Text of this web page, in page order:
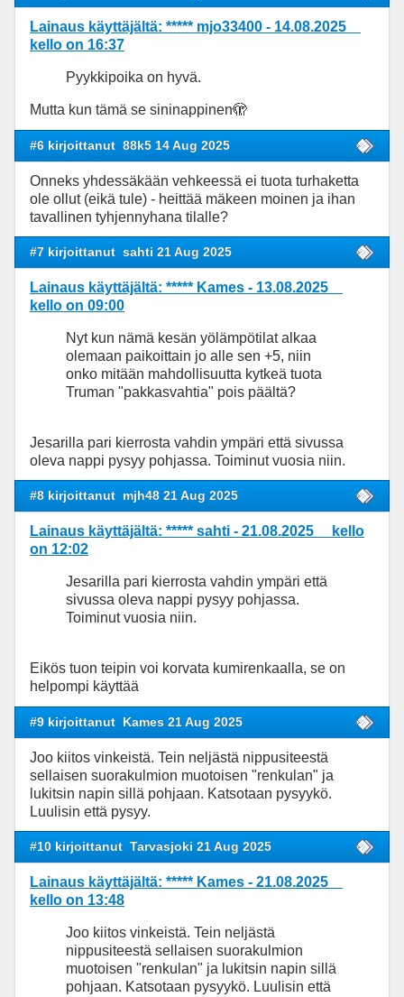
Lainaus käyttäjältä: ***** mjo33400 - 14.08.2025
kello on 16:37
Pyykkipoika on hyvä.
Mutta kun tämä se sininappinen🫣
#6 kirjoittanut 88k5 14 Aug 2025
Onneks yhdessäkään vehkeessä ei tuota turhaketta
ole ollut (eikä tule) - heittää mäkeen moinen ja ihan
tavallinen tyhjennyhana tilalle?
#7 kirjoittanut sahti 21 Aug 2025
Lainaus käyttäjältä: ***** Kames - 13.08.2025
kello on 09:00
Nyt kun nämä kesän yölämpötilat alkaa
olemaan paikoittain jo alle sen +5, niin
onko mitään mahdollisuutta kytkeä tuota
Truman "pakkasvahtia" pois päältä?
Jesarilla pari kierrosta vahdin ympäri että sivussa
oleva nappi pysyy pohjassa. Toiminut vuosia niin.
#8 kirjoittanut mjh48 21 Aug 2025
Lainaus käyttäjältä: ***** sahti - 21.08.2025 kello
on 12:02
Jesarilla pari kierrosta vahdin ympäri että
sivussa oleva nappi pysyy pohjassa.
Toiminut vuosia niin.
Eikös tuon teipin voi korvata kumirenkaalla, se on
helpompi käyttää
#9 kirjoittanut Kames 21 Aug 2025
Joo kiitos vinkeistä. Tein neljästä nippusiteestä
sellaisen suorakulmion muotoisen "renkulan" ja
lukitsin napin sillä pohjaan. Katsotaan pysyykö.
Luulisin että pysyy.
#10 kirjoittanut Tarvasjoki 21 Aug 2025
Lainaus käyttäjältä: ***** Kames - 21.08.2025
kello on 13:48
Joo kiitos vinkeistä. Tein neljästä
nippusiteestä sellaisen suorakulmion
muotoisen "renkulan" ja lukitsin napin sillä
pohjaan. Katsotaan pysyykö. Luulisin että